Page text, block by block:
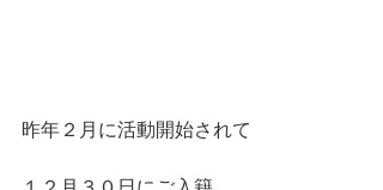
昨年２月に活動開始されて